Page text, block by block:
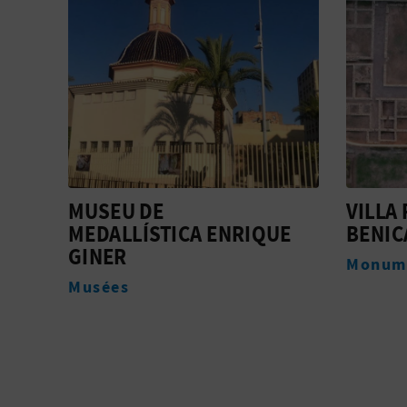
VILLA ROMANA DE
BENICATÓ
Monuments